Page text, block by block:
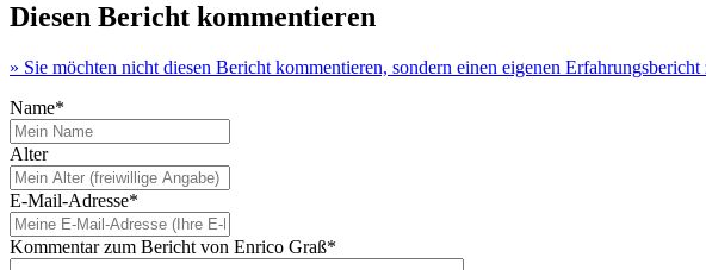
Diesen Bericht kommentieren
» Sie möchten nicht diesen Bericht kommentieren, sondern einen eigenen
Name*
Alter
E-Mail-Adresse*
Kommentar zum Bericht von Enrico Graß*